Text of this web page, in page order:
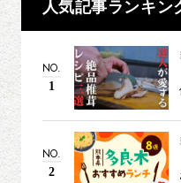
人気記事ランキン
NO.
1
NO.
2